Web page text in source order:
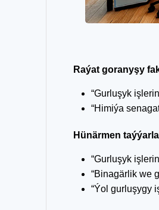
Raýat goranyşy
“Gurluşyk
“Himiýa
Hünärmen
“Gurluşyk
“Binagärlik we
“Ýol gurluşygy